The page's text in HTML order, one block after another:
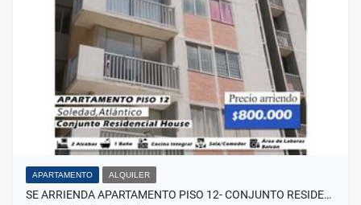
APARTAMENTO ALQUILER
SE ARRIENDA APARTAMENTO PISO 12- CONJUNTO RESIDE…